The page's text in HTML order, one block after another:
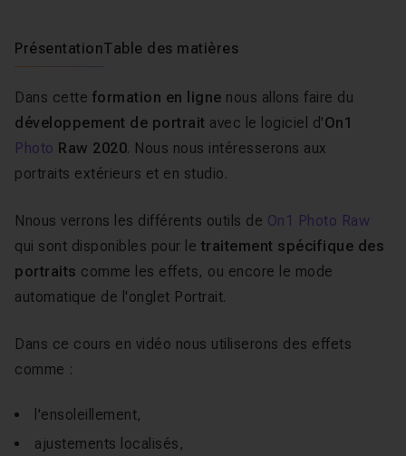
PrésentationTable des matières
Dans cette formation en ligne nous allons faire du
développement de portrait avec le logiciel d'On1
Photo Raw 2020. Nous nous intéresserons aux
portraits extérieurs et en studio.
Nnous verrons les différents outils de On1 Photo Raw
qui sont disponibles pour le traitement spécifique des
portraits comme les effets, ou encore le mode
automatique de l'onglet Portrait.
Dans ce cours en vidéo nous utiliserons des effets
comme :
l'ensoleillement,
ajustements localisés,